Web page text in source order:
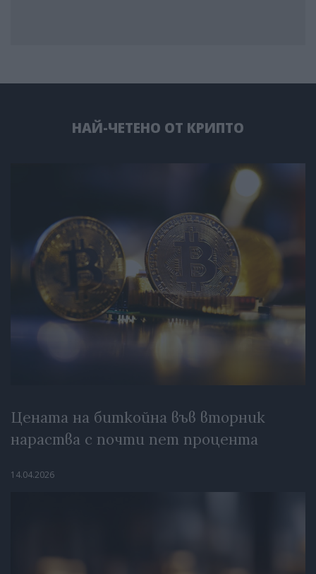
НАЙ-ЧЕТЕНО ОТ КРИПТО
Цената на биткойна във вторник
нараства с почти пет процента
14.04.2026